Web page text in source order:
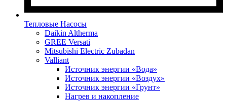
Тепловые Насосы
Daikin Altherma
GREE Versati
Mitsubishi Electric Zubadan
Valliant
Источник энергии «Вода»
Источник энергии «Воздух»
Источник энергии «Грунт»
Нагрев и накопление